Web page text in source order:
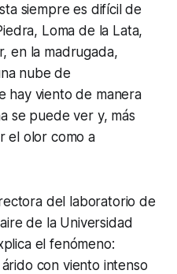
siempre es difícil de
Loma de la Lata,
en la madrugada,
nube de
hay viento de manera
se puede ver y, más
el olor como a
del laboratorio de
de la Universidad
el fenómeno:
con viento intenso